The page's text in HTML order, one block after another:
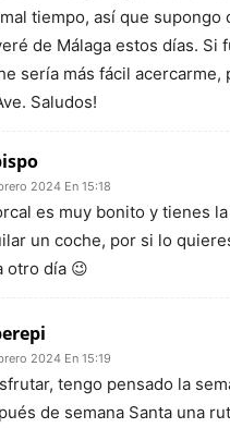
tiempo, así que supongo
de Málaga estos días. Si
sería más fácil acercarme,
Saludos!
2024 En 15:18
es muy bonito y tienes
un coche, por si lo
otro día 😉
2024 En 15:19
tengo pensado la
de semana Santa una